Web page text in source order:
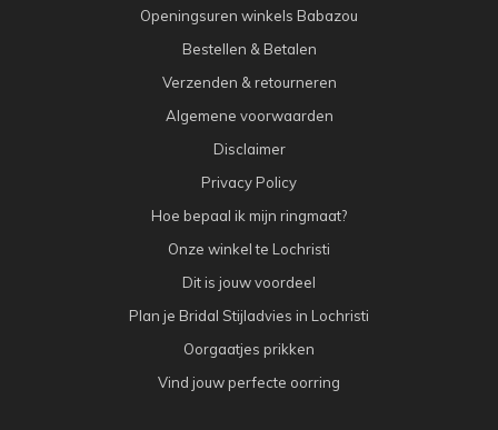
Openingsuren winkels Babazou
Bestellen & Betalen
Verzenden & retourneren
Algemene voorwaarden
Disclaimer
Privacy Policy
Hoe bepaal ik mijn ringmaat?
Onze winkel te Lochristi
Dit is jouw voordeel
Plan je Bridal Stijladvies in Lochristi
Oorgaatjes prikken
Vind jouw perfecte oorring